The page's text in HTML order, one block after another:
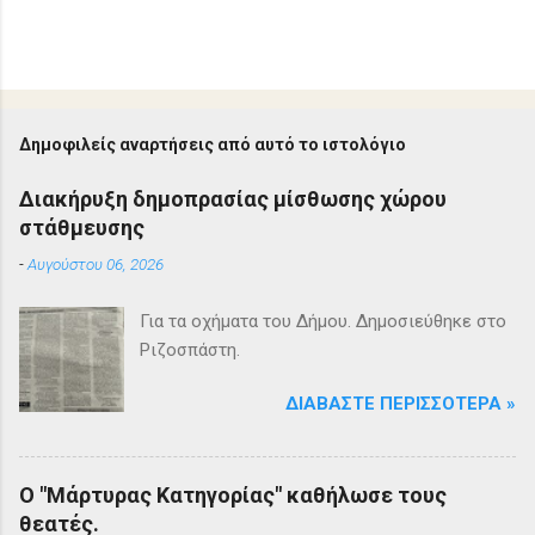
Δημοφιλείς αναρτήσεις από αυτό το ιστολόγιο
Διακήρυξη δημοπρασίας μίσθωσης χώρου
στάθμευσης
-Αυγούστου 06, 2026
Για τα οχήματα του Δήμου. Δημοσιεύθηκε στο
Ριζοσπάστη.
ΔΙΑΒΆΣΤΕ ΠΕΡΙΣΣΌΤΕΡΑ »
Ο "Μάρτυρας Κατηγορίας" καθήλωσε τους
θεατές.